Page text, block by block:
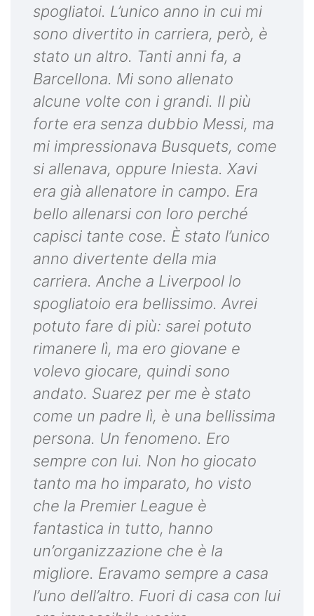
spogliatoi. L’unico anno in cui mi
sono divertito in carriera, però, è
stato un altro. Tanti anni fa, a
Barcellona. Mi sono allenato
alcune volte con i grandi. Il più
forte era senza dubbio Messi, ma
mi impressionava Busquets, come
si allenava, oppure Iniesta. Xavi
era già allenatore in campo. Era
bello allenarsi con loro perché
capisci tante cose. È stato l’unico
anno divertente della mia
carriera. Anche a Liverpool lo
spogliatoio era bellissimo. Avrei
potuto fare di più: sarei potuto
rimanere lì, ma ero giovane e
volevo giocare, quindi sono
andato. Suarez per me è stato
come un padre lì, è una bellissima
persona. Un fenomeno. Ero
sempre con lui. Non ho giocato
tanto ma ho imparato, ho visto
che la Premier League è
fantastica in tutto, hanno
un’organizzazione che è la
migliore. Eravamo sempre a casa
l’uno dell’altro. Fuori di casa con lui